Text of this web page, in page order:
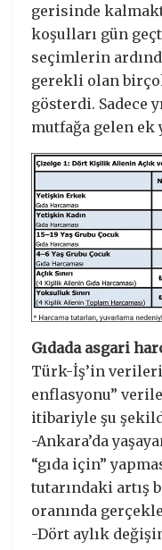
gerisinde
koşulları gün
seçimlerin
gerekli olan
gösterdi. Sadece
mutfağa gelen ek
Gıdada asgari
Türk-İş’in
enflasyonu”
itibariyle şu
-Ankara’da
“gıda için”
tutarındaki artış
oranında
-Dört aylık